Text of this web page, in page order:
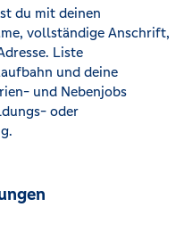
du mit deinen
vollständige Anschrift,
Liste
und deine
und Nebenjobs
oder